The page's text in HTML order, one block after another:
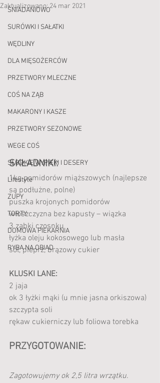
ŚNIADANIOWO
SURÓWKI I SAŁATKI
WĘDLINY
DLA MIĘSOŻERCÓW
PRZETWORY MLECZNE
COŚ NA ZĄB
MAKARONY I KASZE
PRZETWORY SEZONOWE
WEGE COŚ
SŁODKIE WYPIEKI I DESERY
Lifestyle
ZUPY
TORTY
DOMOWA PIEKARNIA
RYBA NA OBIAD
Zaktualizowano:24 mar 2021
SKŁADNIKI:
1kg pomidorów miąższowych (najlepsze
są podłużne, polne)
puszka krojonych pomidorów
włoszczyzna bez kapusty – wiązka
3 ząbki czosnku
łyżka oleju kokosowego lub masła
sól, pieprz, brązowy cukier
KLUSKI LANE:
2 jaja
ok 3 łyżki mąki (u mnie jasna orkiszowa)
szczypta soli
rękaw cukierniczy lub foliowa torebka
PRZYGOTOWANIE:
Zagotowujemy ok 2,5 litra wrzątku.